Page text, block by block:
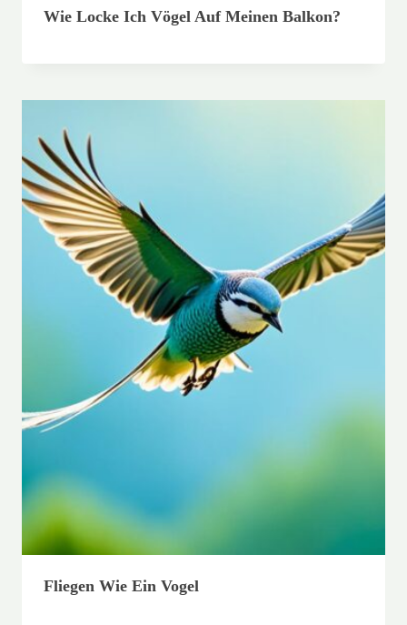
Wie Locke Ich Vögel Auf Meinen Balkon?
Fliegen Wie Ein Vogel